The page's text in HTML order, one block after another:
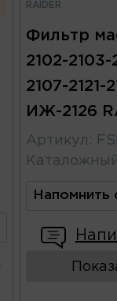
RAIDER
Фильтр
2102-2103-
2107-2121-
ИЖ-2126
Артикул :
Напомнить